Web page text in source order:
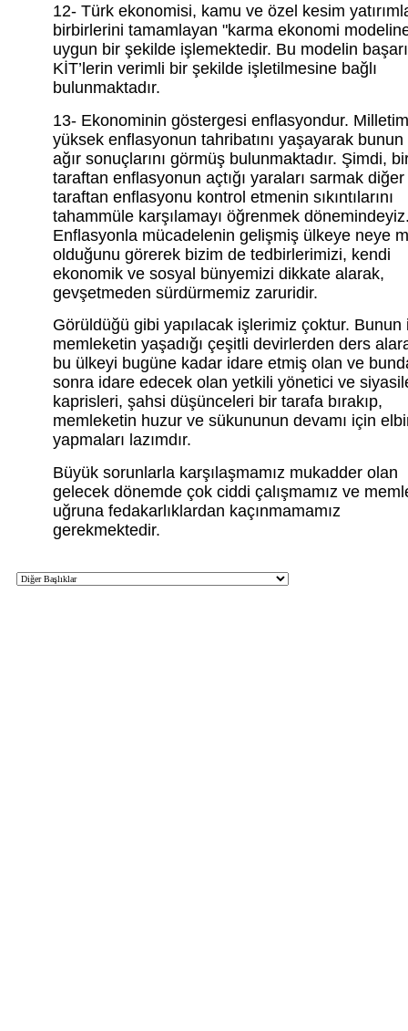
12- Türk ekonomisi, kamu ve özel kesim
birbirlerini tamamlayan "karma ekonomi
uygun bir şekilde işlemektedir. Bu modelin
KİT’lerin verimli bir şekilde işletilmesine bağlı
bulunmaktadır.
13- Ekonominin göstergesi enflasyondur.
yüksek enflasyonun tahribatını yaşayarak bunun
ağır sonuçlarını görmüş bulunmaktadır. Şimdi,
taraftan enflasyonun açtığı yaraları sarmak diğer
taraftan enflasyonu kontrol etmenin sıkıntılarını
tahammüle karşılamayı öğrenmek
Enflasyonla mücadelenin gelişmiş ülkeye neye
olduğunu görerek bizim de tedbirlerimizi, kendi
ekonomik ve sosyal bünyemizi dikkate alarak,
gevşetmeden sürdürmemiz zaruridir.
Görüldüğü gibi yapılacak işlerimiz çoktur. Bunun
memleketin yaşadığı çeşitli devirlerden ders
bu ülkeyi bugüne kadar idare etmiş olan ve
sonra idare edecek olan yetkili yönetici ve
kaprisleri, şahsi düşünceleri bir tarafa bırakıp,
memleketin huzur ve sükununun devamı için
yapmaları lazımdır.
Büyük sorunlarla karşılaşmamız mukadder olan
gelecek dönemde çok ciddi çalışmamız ve
uğruna fedakarlıklardan kaçınmamamız
gerekmektedir.